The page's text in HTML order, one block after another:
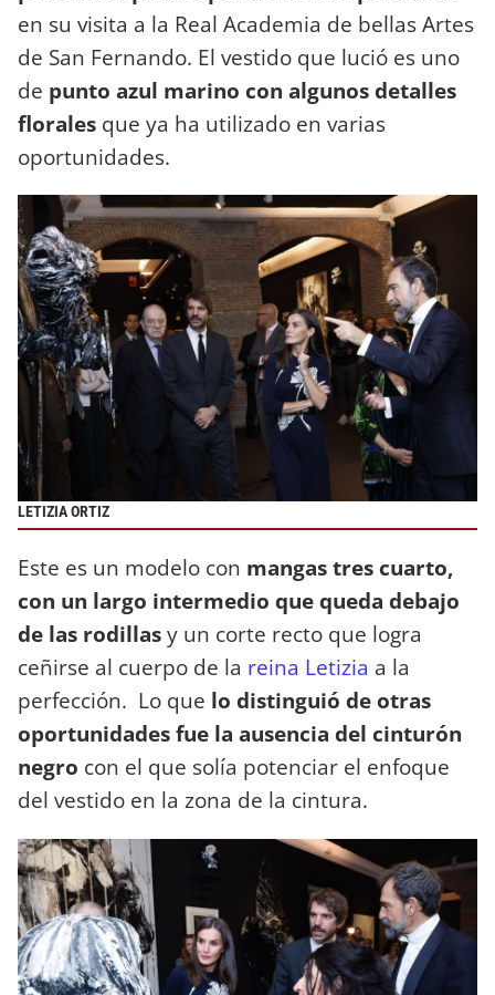
en su visita a la Real Academia de bellas Artes
de San Fernando. El vestido que lució es uno
de punto azul marino con algunos detalles
florales que ya ha utilizado en varias
oportunidades.
LETIZIA ORTIZ
Este es un modelo con mangas tres cuarto,
con un largo intermedio que queda debajo
de las rodillasy un corte recto que logra
ceñirse al cuerpo de la reina Letizia a la
perfección. Lo que lo distinguió de otras
oportunidades fue la ausencia del cinturón
negro con el que solía potenciar el enfoque
del vestido en la zona de la cintura.